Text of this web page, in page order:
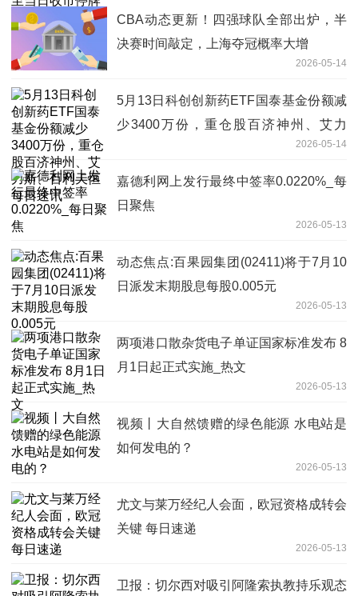
CBA动态更新！四强球队全部出炉，半
决赛时间敲定，上海夺冠概率大增
2026-05-14
5月13日科创创新药ETF国泰基金份额减
少3400万份，重仓股百济神州、艾力
2026-05-14
嘉德利网上发行最终中签率0.0220%_每
日聚焦
2026-05-13
动态焦点:百果园集团(02411)将于7月10
日派发末期股息每股0.005元
2026-05-13
两项港口散杂货电子单证国家标准发布 8
月1日起正式实施_热文
2026-05-13
视频丨大自然馈赠的绿色能源 水电站是
如何发电的？
2026-05-13
尤文与莱万经纪人会面，欧冠资格成转会
关键 每日速递
2026-05-13
卫报：切尔西对吸引阿隆索执教持乐观态